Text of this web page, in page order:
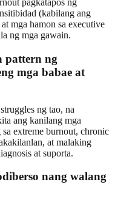
pagkatapos ng
(kabilang ang
mga hamon sa executive
ng mga gawain.
pattern ng
mga babae at
ng tao, na
ang kanilang mga
extreme burnout, chronic
at malaking
at suporta.
nang walang